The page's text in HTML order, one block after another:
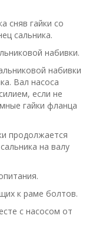
сняв гайки со
сальника.
набивки.
набивки
Вал насоса
если не
гайки фланца
продолжается
на валу
к раме болтов.
с насосом от